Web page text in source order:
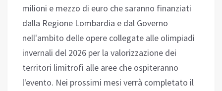
milioni e mezzo di euro che saranno finanziati
dalla Regione Lombardia e dal Governo
nell'ambito delle opere collegate alle olimpiadi
invernali del 2026 per la valorizzazione dei
territori limitrofi alle aree che ospiteranno
l'evento. Nei prossimi mesi verrà completato il